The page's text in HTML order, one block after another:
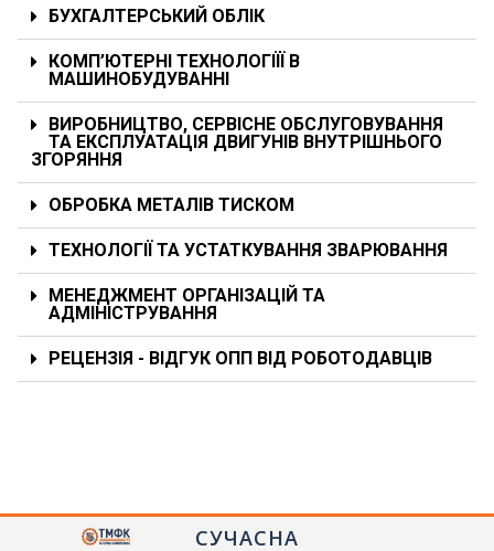
БУХГАЛТЕРСЬКИЙ ОБЛІК
КОМП’ЮТЕРНІ ТЕХНОЛОГІЇЇ В
МАШИНОБУДУВАННІ
ВИРОБНИЦТВО, СЕРВІСНЕ ОБСЛУГОВУВАННЯ
ТА ЕКСПЛУАТАЦІЯ ДВИГУНІВ ВНУТРІШНЬОГО
ЗГОРЯННЯ
ОБРОБКА МЕТАЛІВ ТИСКОМ
ТЕХНОЛОГІЇ ТА УСТАТКУВАННЯ ЗВАРЮВАННЯ
МЕНЕДЖМЕНТ ОРГАНІЗАЦІЙ ТА
АДМІНІСТРУВАННЯ
РЕЦЕНЗІЯ - ВІДГУК ОПП ВІД РОБОТОДАВЦІВ
СУЧАСНА